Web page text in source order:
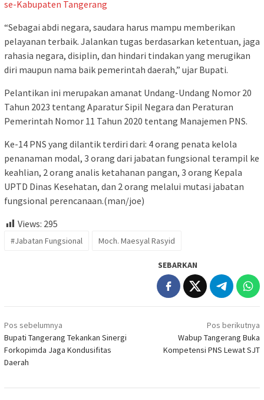
se-Kabupaten Tangerang
“Sebagai abdi negara, saudara harus mampu memberikan
pelayanan terbaik. Jalankan tugas berdasarkan ketentuan, jaga
rahasia negara, disiplin, dan hindari tindakan yang merugikan
diri maupun nama baik pemerintah daerah,” ujar Bupati.
Pelantikan ini merupakan amanat Undang-Undang Nomor 20
Tahun 2023 tentang Aparatur Sipil Negara dan Peraturan
Pemerintah Nomor 11 Tahun 2020 tentang Manajemen PNS.
Ke-14 PNS yang dilantik terdiri dari: 4 orang penata kelola
penanaman modal, 3 orang dari jabatan fungsional terampil ke
keahlian, 2 orang analis ketahanan pangan, 3 orang Kepala
UPTD Dinas Kesehatan, dan 2 orang melalui mutasi jabatan
fungsional perencanaan.(man/joe)
Views: 295
#Jabatan Fungsional Moch. Maesyal Rasyid
SEBARKAN
Navigasi
pos
Pos sebelumnya
Bupati Tangerang Tekankan Sinergi
Forkopimda Jaga Kondusifitas
Daerah
Pos berikutnya
Wabup Tangerang Buka
Kompetensi PNS Lewat SJT